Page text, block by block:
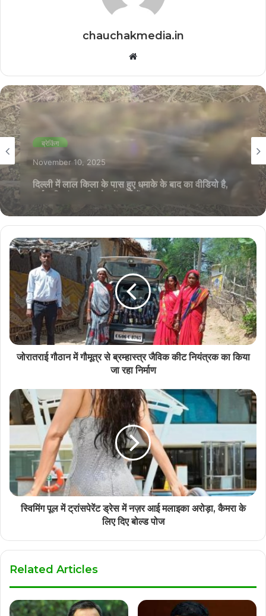
chauchakmedia.in
Website
ब्रेकिंग
November 8, 2025
लाश
जोरातराई गौठान में गौमूत्र से ब्रम्हास्त्र जैविक कीट नियंत्रक का किया
जा रहा निर्माण
स्विमिंग पूल में ट्रांसपेरेंट ड्रेस में नज़र आई मलाइका अरोड़ा, कैमरा के
लिए दिए बोल्ड पोज
Related Articles